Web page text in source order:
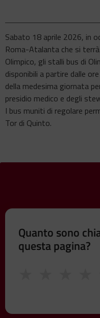
Sabato 18 aprile 2026, in
Roma-Atalanta che si
Olimpico, gli stalli bus di
disponibili a partire dalle
della medesima giornata
presidio medico e degli
I bus muniti di regolare
Tor di Quinto.
Quanto sono
questa pagina?